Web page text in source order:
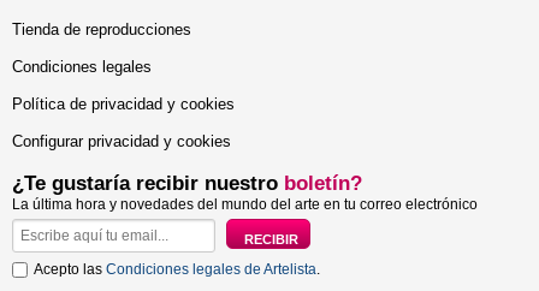
Tienda de reproducciones
Condiciones legales
Política de privacidad y cookies
Configurar privacidad y cookies
¿Te gustaría recibir nuestro boletín?
La última hora y novedades del mundo del arte en tu correo electrónico
Acepto las Condiciones legales de Artelista.